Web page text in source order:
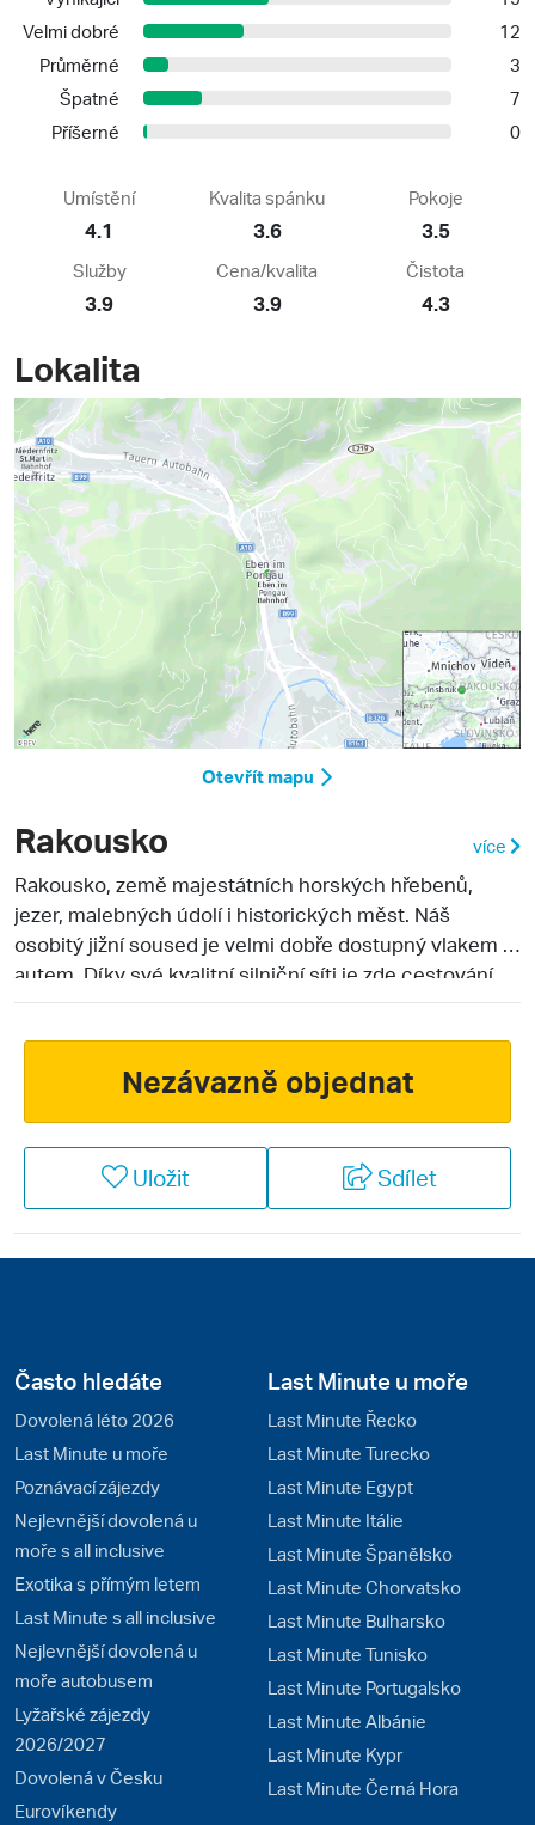
Velmi dobré
12
Průměrné
3
Špatné
7
Příšerné
0
Umístění
4.1
Kvalita spánku
3.6
Pokoje
3.5
Služby
3.9
Cena/kvalita
3.9
Čistota
4.3
Lokalita
Otevřít mapu
Rakousko více
Rakousko, země majestátních horských hřebenů,
jezer, malebných údolí i historických měst. Náš
osobitý jižní soused je velmi dobře dostupný vlakem i
autem. Díky své kvalitní silniční síti je zde cestování
pohodlné a rychlé.Velká část rakouského území je
Všeobecně vysoká kvalita služeb i možnosti vyžití pro
rodiny s dětmi jsou jistotou, se kterou můžete
cestovat do této země. Služby jsou ve velmi vyspělém
Rakousku precizní a mnohdy překvapí. Cílem
nádherné letní dovolené mohou být horské túry, nebo
wellness odpočinek u vyhlášených rakouských jezer.
Dachstein / Schladming.
Nezávazně objednat
Uložit Sdílet
Často hledáte
Dovolená léto 2026
Last Minute u moře
Poznávací zájezdy
Nejlevnější dovolená u
moře s all inclusive
Exotika s přímým letem
Last Minute s all inclusive
Nejlevnější dovolená u
moře autobusem
Lyžařské zájezdy
2026/2027
Dovolená v Česku
Eurovíkendy
Last Minute u moře
Last Minute Řecko
Last Minute Turecko
Last Minute Egypt
Last Minute Itálie
Last Minute Španělsko
Last Minute Chorvatsko
Last Minute Bulharsko
Last Minute Tunisko
Last Minute Portugalsko
Last Minute Albánie
Last Minute Kypr
Last Minute Černá Hora